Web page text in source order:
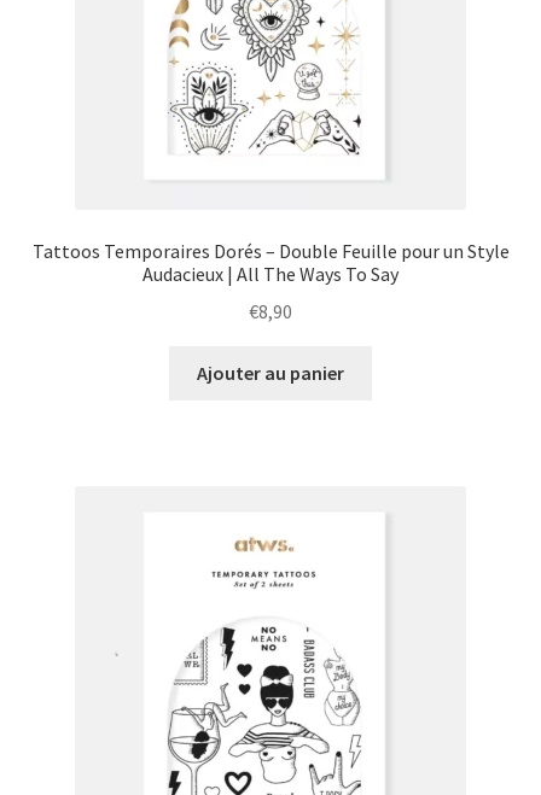
Tattoos Temporaires Dorés – Double Feuille pour un Style
Audacieux | All The Ways To Say
€8,90
Ajouter au panier